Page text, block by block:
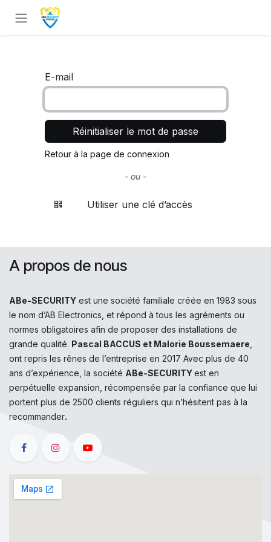
Se rendre au contenu
E-mail
Réinitialiser le mot de passe
Retour à la page de connexion
- ou -
Utiliser une clé d’accès
A propos de nous
ABe-SECURITY est une société familiale créée en 1983 sous
le nom d’AB Electronics, et répond à tous les agréments ou
normes obligatoires afin de proposer des installations de
grande qualité. Pascal BACCUS et Malorie Boussemaere
ont repris les rênes de l’entreprise en 2017 Avec plus de 40
ans d’expérience, la société ABe-SECURITYest en
perpétuelle expansion, récompensée par la confiance que lui
portent plus de 2500 clients réguliers qui n’hésitent pas à la
recommander.